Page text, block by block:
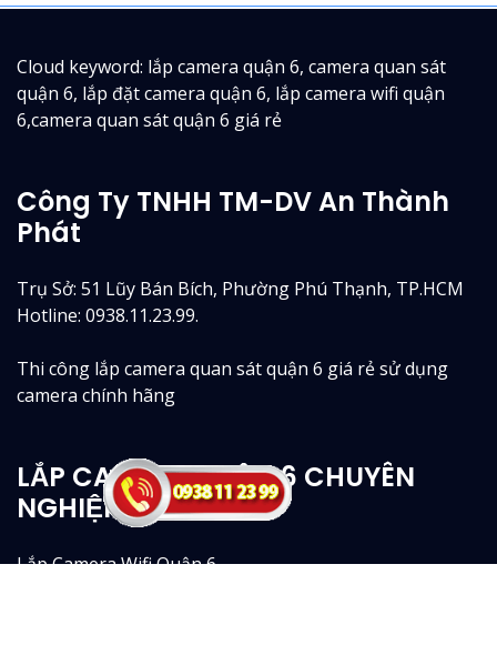
Cloud keyword: lắp camera quận 6, camera quan sát
quận 6, lắp đặt camera quận 6, lắp camera wifi quận
6,camera quan sát quận 6 giá rẻ
Công Ty TNHH TM-DV An Thành
Phát
Trụ Sở: 51 Lũy Bán Bích, Phường Phú Thạnh, TP.HCM
Hotline: 0938.11.23.99.
Thi công lắp camera quan sát quận 6 giá rẻ sử dụng
camera chính hãng
LẮP CAMERA QUẬN 6 CHUYÊN
NGHIỆP
Lắp Camera Wifi Quận 6